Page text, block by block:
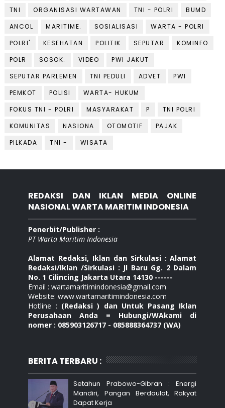
TNI
ORGANISASI WARTAWAN TNI - POLRI
BUMD
ANCOL
MARITIME. SOSIALISASI
WARTA - POLRI
POLRI'
KESEHATAN POLITIK SEPUTAR
KOMINFO
POLR
SOSOK. VIDEO
PWI JAKUT
SEPUTAR PARLEMEN
TNI PEDULI ADVET
PWI
PEMKOT
POLISI
WARTA- HUKUM
FOKUS TNI - POLRI
MASYARAKAT P
TNI POLRI
KOMUNITAS
NASIONA OTOMOTIF
PAJAK
PILKADA
TNI - WISATA
REDAKSI DAN IKLAN MEDIA ONLINE
NASIONAL WARTA MARITIM INDONESIA
Penerbit/Publisher :
PT Warta Maritim Indonesia
Alamat Redaksi, Iklan dan Sirkulasi : Alamat
Redaksi/Iklan /Sirkulasi : Jl Baru Gg. 2 Dalam
No. 1 Cilincing Jakarta Utara 14130 ------
Email : wartamaritimindonesia@gmail.com
Website: www.wartamaritimindonesia.com
Hotline : (Redaksi ) dan Untuk Pasang Iklan
Perusahaan Anda = Hubungi/WAkami di
nomer : 085903126717 - 085888364737 (WA)
BERITA TERBARU :
Setahun Prabowo-Gibran : Energi
Mandiri, Pangan Berdaulat, Rakyat
Dapat Kerja